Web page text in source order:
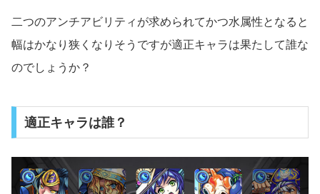
二つのアンチアビリティが求められてかつ水属性となると
幅はかなり狭くなりそうですが適正キャラは果たして誰な
のでしょうか？
適正キャラは誰？